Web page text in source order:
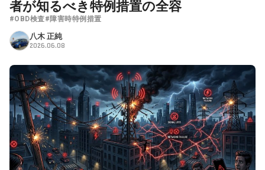
者が知るべき特例措置の全容
#OBD検査#障害時特例措置
八木 正純
2026.06.08